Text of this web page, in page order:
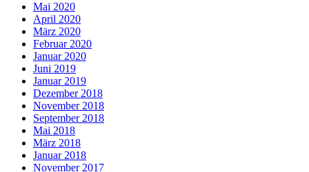
Mai 2020
April 2020
März 2020
Februar 2020
Januar 2020
Juni 2019
Januar 2019
Dezember 2018
November 2018
September 2018
Mai 2018
März 2018
Januar 2018
November 2017